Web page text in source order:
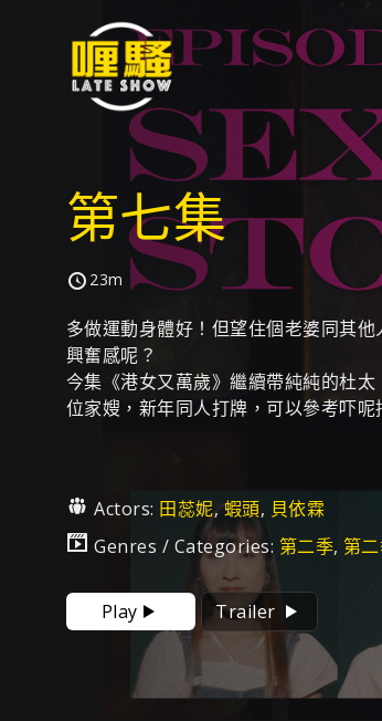
第七集
23m
多做運動身體好！但望住個老婆同其
興奮感呢？
今集《港女又萬歲》繼續帶純純的杜
位家嫂，新年同人打牌，可以參考吓呢
Actors: 田蕊妮,蝦頭, 貝依霖
Genres / Categories: 第二季, 第
Play Trailer